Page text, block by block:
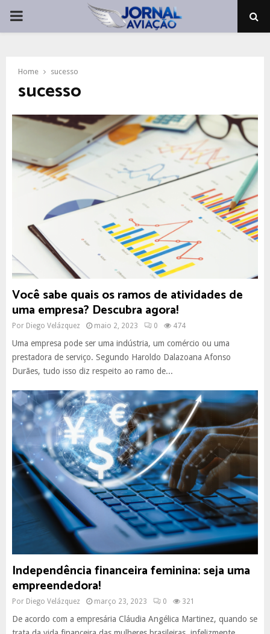
PRIMARY
Home sucesso
sucesso
Você sabe quais os ramos de atividades de
uma empresa? Descubra agora!
Por Diego Velázquez maio 2, 2023 0 474
Uma empresa pode ser uma indústria, um comércio ou uma
prestadora de serviço. Segundo Haroldo Dalazoana Afonso
Durães, tudo isso diz respeito ao ramo de...
Independência financeira feminina: seja uma
empreendedora!
Por Diego Velázquez março 23, 2023 0 321
De acordo com a empresária Cláudia Angélica Martinez, quando se